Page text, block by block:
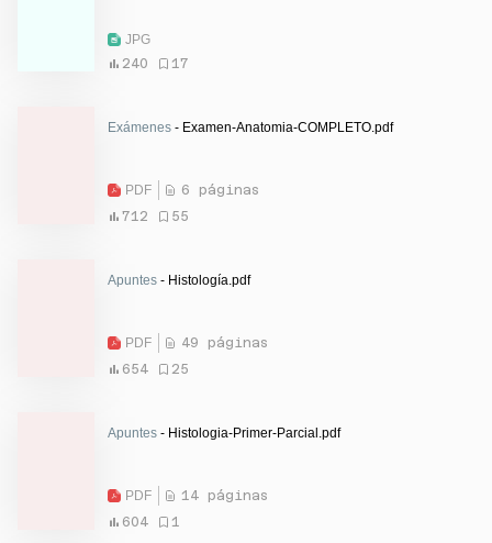
JPG
240
17
Exámenes - Examen-Anatomia-COMPLETO.pdf
PDF
6 páginas
712
55
Apuntes - Histología.pdf
PDF
49 páginas
654
25
Apuntes - Histologia-Primer-Parcial.pdf
PDF
14 páginas
604
1